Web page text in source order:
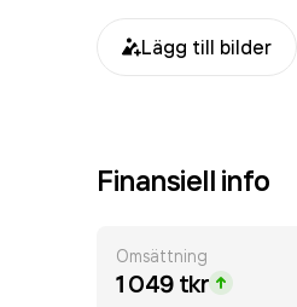
Lägg till bilder
Finansiell info
Omsättning
1 049 tkr